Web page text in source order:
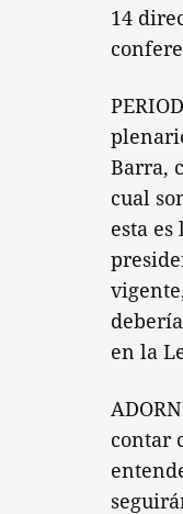
14
Barra,
cual
esta
en la
contar